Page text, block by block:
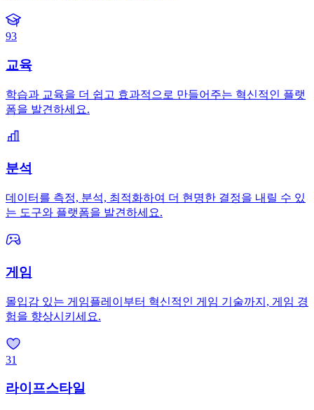
93
교육
학습과 교육을 더 쉽고 효과적으로 만들어주는 혁신적인 플랫
폼을 발견하세요.
분석
데이터를 측정, 분석, 최적화하여 더 현명한 결정을 내릴 수 있
는 도구와 플랫폼을 발견하세요.
게임
몰입감 있는 게임플레이부터 혁신적인 게임 기술까지, 게임 경
험을 향상시키세요.
31
라이프스타일